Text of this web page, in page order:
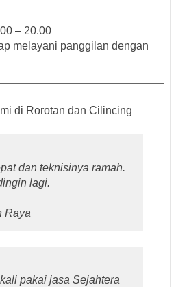
– 20.00
melayani panggilan dengan
di Rorotan dan Cilincing
dan teknisinya ramah.
lagi.
Raya
pakai jasa Sejahtera